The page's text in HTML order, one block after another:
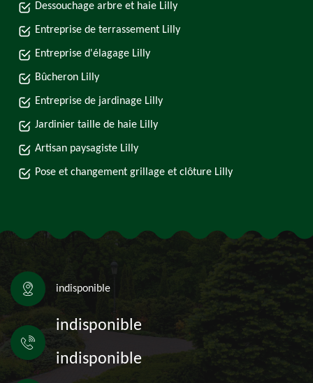
Dessouchage arbre et haie Lilly
Entreprise de terrassement Lilly
Entreprise d'élagage Lilly
Bûcheron Lilly
Entreprise de jardinage Lilly
Jardinier taille de haie Lilly
Artisan paysagiste Lilly
Pose et changement grillage et clôture Lilly
indisponible
indisponible
indisponible